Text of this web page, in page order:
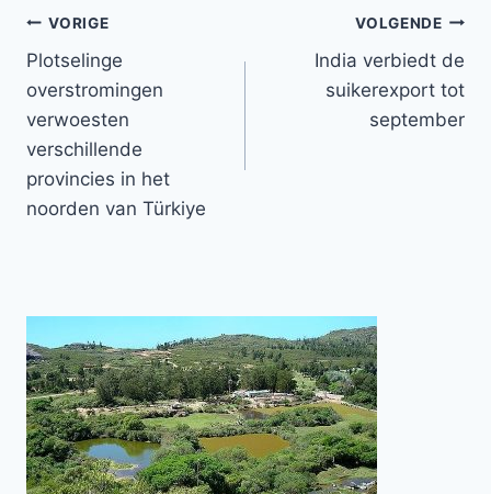
Bericht
navigatie
VORIGE
Plotselinge
overstromingen
verwoesten
verschillende
provincies in het
noorden van Türkiye
VOLGENDE
India verbiedt de
suikerexport tot
september